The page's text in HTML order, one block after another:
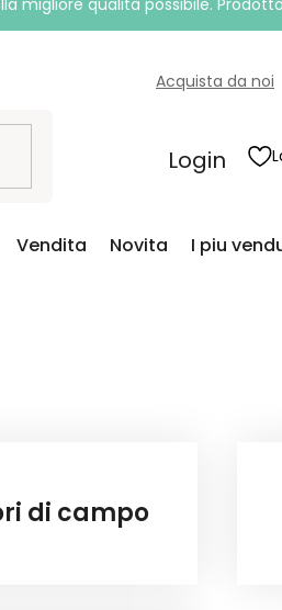
qualità possibile.
Acquista da noi
Login
Vendita Novita I piu
di campo